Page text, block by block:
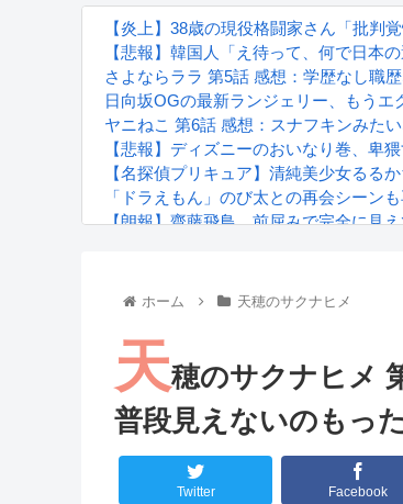
【炎上】38歳の現役格闘家さん「批
【悲報】韓国人「え待って、何で日本
さよならララ 第5話 感想：学歴なし職
日向坂OGの最新ランジェリー、もうエ
ヤニねこ 第6話 感想：スナフキンみた
【悲報】ディズニーのおいなり巻、卑
【名探偵プリキュア】清純美少女るる
「ドラえもん」のび太との再会シーン
【朗報】齋藤飛鳥、前屈みで完全に見
るろうに剣心 -明治剣客浪漫譚- 京都動
Powered by livedoor 相互RSS
ホーム 天穂のサクナヒメ
天穂のサクナヒメ
普段見えないのもっ
Twitter Facebook